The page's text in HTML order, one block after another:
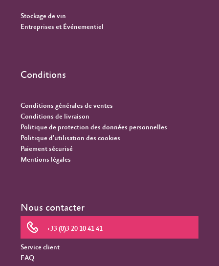
Stockage de vin
Entreprises et Événementiel
Conditions
Conditions générales de ventes
Conditions de livraison
Politique de protection des données personnelles
Politique d'utilisation des cookies
Paiement sécurisé
Mentions légales
Nous contacter
+33 (0)3 20 10 41 41
Service client
FAQ